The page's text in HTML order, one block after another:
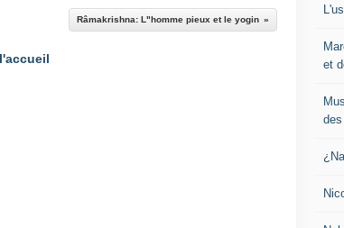
Râmakrishna: L"homme pieux et le yogin
et
des